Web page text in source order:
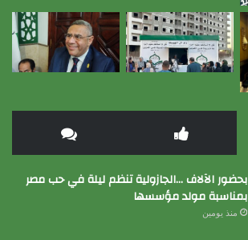
بحضور الآلاف …الجازولية تنظم ليلة في حب مصر
بمناسبة مولد مؤسسها
منذ يومين